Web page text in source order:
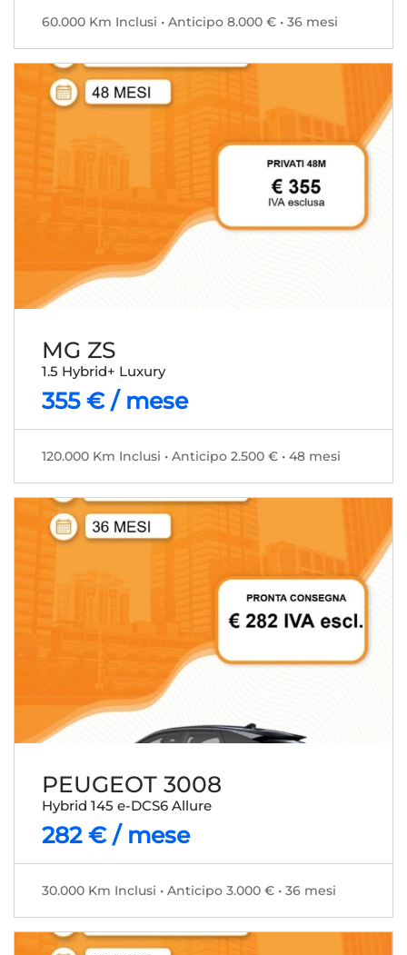
60.000 Km Inclusi • Anticipo 8.000 € • 36 mesi
MG ZS
1.5 Hybrid+ Luxury
355 € / mese
120.000 Km Inclusi • Anticipo 2.500 € • 48 mesi
PEUGEOT 3008
Hybrid 145 e-DCS6 Allure
282 € / mese
30.000 Km Inclusi • Anticipo 3.000 € • 36 mesi